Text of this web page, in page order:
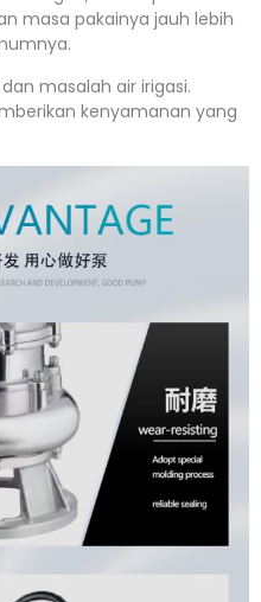
masa pakainya jauh lebih
masalah air irigasi.
kenyamanan yang